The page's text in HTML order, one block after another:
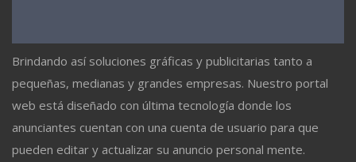
Brindando así soluciones gráficas y publicitarias tanto a
pequeñas, medianas y grandes empresas. Nuestro portal
web está diseñado con última tecnología donde los
anunciantes cuentan con una cuenta de usuario para que
pueden editar y actualizar su anuncio personal mente.